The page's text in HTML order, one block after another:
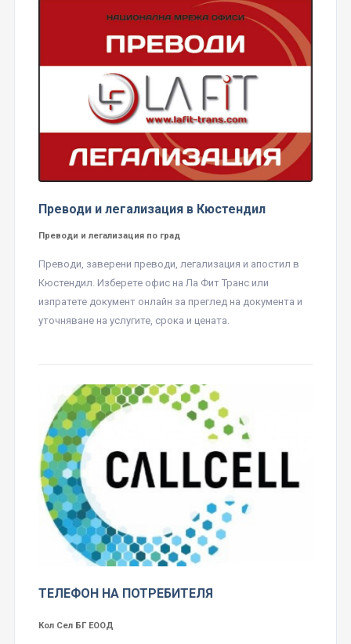
Преводи и легализация в Кюстендил
Преводи и легализация по град
Преводи, заверени преводи, легализация и апостил в
Кюстендил. Изберете офис на Ла Фит Транс или
изпратете документ онлайн за преглед на документа и
уточняване на услугите, срока и цената.
ТЕЛЕФОН НА ПОТРЕБИТЕЛЯ
Кол Сел БГ ЕООД